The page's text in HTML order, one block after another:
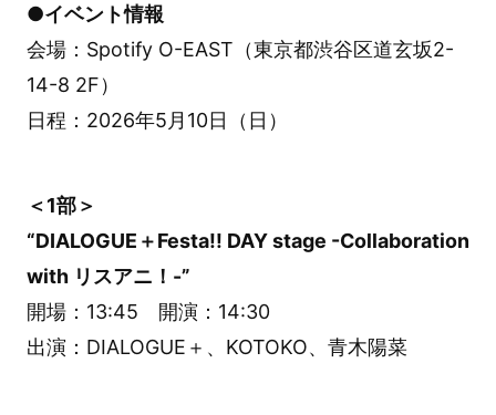
●イベント情報
会場：Spotify O-EAST（東京都渋谷区道玄坂2-
14-8 2F）
日程：2026年5月10日（日）
＜1部＞
“DIALOGUE＋Festa!! DAY stage -Collaboration
with リスアニ！-”
開場：13:45 開演：14:30
出演：DIALOGUE＋、KOTOKO、青木陽菜